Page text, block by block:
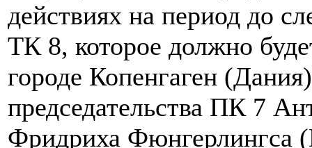
действиях на период до
ТК 8, которое должно
городе Копенгаген
председательства ПК 7
Фридриха Фюнгерлингса